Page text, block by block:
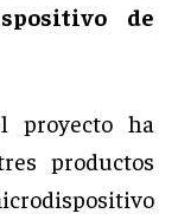
de
proyecto ha
productos